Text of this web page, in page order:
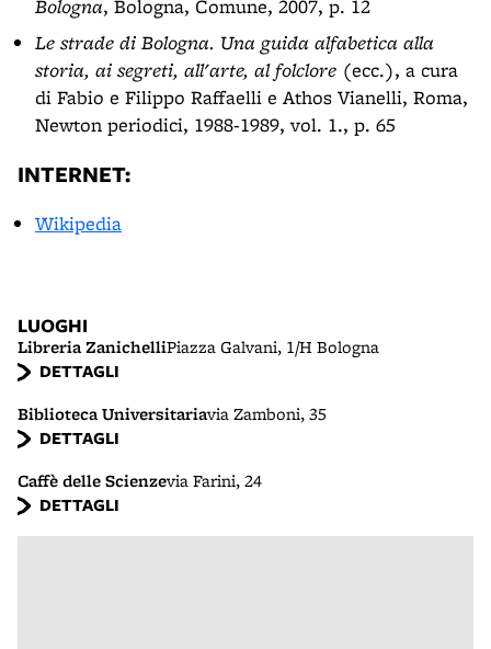
Bologna, Bologna, Comune, 2007, p. 12
Le strade di Bologna. Una guida alfabetica alla
storia, ai segreti, all'arte, al folclore (ecc.), a cura
di Fabio e Filippo Raffaelli e Athos Vianelli, Roma,
Newton periodici, 1988-1989, vol. 1., p. 65
INTERNET:
Wikipedia
LUOGHI
Libreria ZanichelliPiazza Galvani, 1/H Bologna
DETTAGLI
Biblioteca Universitariavia Zamboni, 35
DETTAGLI
Caffè delle Scienzevia Farini, 24
DETTAGLI